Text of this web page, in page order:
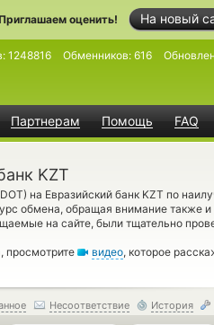
На новый
оценить!
Партнерам Помощь FAQ
1248816 Обменников: 616
KZT
на Евразийский банк KZT по
обмена, обращая внимание также и
на сайте, были тщательно
просмотрите
видео, которое
Несоответствие История